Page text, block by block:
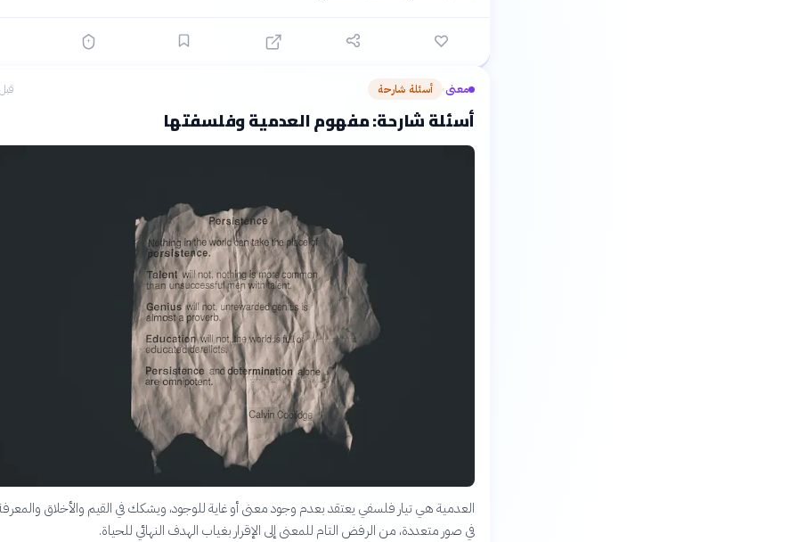
معنى› أسئلة شارحة قبل 3
أسئلة شارحة: مفهوم العدمية وفلسفتها
العدمية هي تيار فلسفي يعتقد بعدم وجود معنى أو غاية للوجود، ويشكك في القيم والأخلاق
في صور متعددة، من الرفض التام للمعنى إلى الإقرار بغياب الهدف النهائي للحياة.